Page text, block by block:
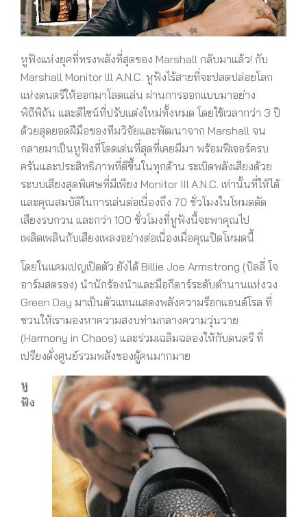
หูฟังแห่งยุคที่ทรงพลังที่สุดของ Marshall กลับมาแล้ว! กับ
Marshall Monitor lll A.N.C. หูฟังไร้สายที่จะปลดปล่อยโลก
แห่งดนตรีให้ออกมาโลดแล่น ผ่านการออกแบบมาอย่าง
พิถีพิถัน และดีไซน์ที่ปรับแต่งใหม่ทั้งหมด โดยใช้เวลากว่า 3 ปี
ด้วยสุดยอดฝีมือของทีมวิจัยและพัฒนาจาก Marshall จน
กลายมาเป็นหูฟังที่โดดเด่นที่สุดที่เคยมีมา พร้อมฟีเจอร์ครบ
ครันและประสิทธิภาพที่ดีขึ้นในทุกด้าน ระเบิดพลังเสียงด้วย
ระบบเสียงสุดพิเศษที่มีเพียง Monitor III A.N.C. เท่านั้นที่ให้ได้
และคุณสมบัติในการเล่นต่อเนื่องถึง 70 ชั่วโมงในโหมดตัด
เสียงรบกวน และกว่า 100 ชั่วโมงที่หูฟังนี้จะพาคุณไป
เพลิดเพลินกับเสียงเพลงอย่างต่อเนื่องเมื่อคุณปิดโหมดนี้
โดยในแคมเปญเปิดตัว ยังได้ Billie Joe Armstrong (บิลลี่ โจ
อาร์มสตรอง) นำนักร้องนำและมือกีตาร์ระดับตำนานแห่งวง
Green Day มาเป็นตัวแทนแสดงพลังความร็อกแอนด์โรล ที่
ชวนให้เรามองหาความสงบท่ามกลางความวุ่นวาย
(Harmony in Chaos) และร่วมเฉลิมฉลองให้กับดนตรี ที่
เปรียงดั่งศูนย์รวมพลังของผู้คนมากมาย
หู
ฟัง